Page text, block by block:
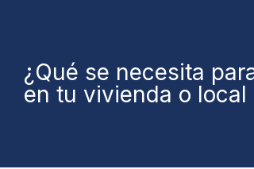
¿Qué se necesita
en tu vivienda o local